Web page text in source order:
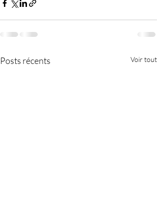
Posts récents Voir tout